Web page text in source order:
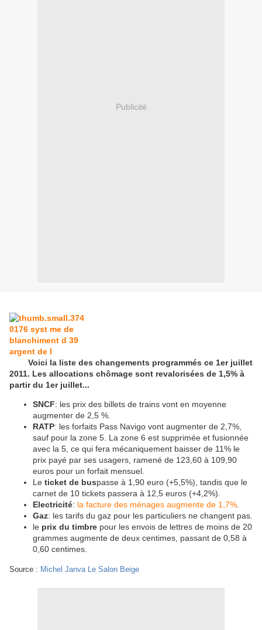
Publicité
Voici la liste des changements programmés ce 1er juillet
2011. Les allocations chômage sont revalorisées de 1,5% à
partir du 1er juillet...
SNCF: les prix des billets de trains vont en moyenne
augmenter de 2,5 %.
RATP: les forfaits Pass Navigo vont augmenter de 2,7%,
sauf pour la zone 5. La zone 6 est supprimée et fusionnée
avec la 5, ce qui fera mécaniquement baisser de 11% le
prix payé par ses usagers, ramené de 123,60 à 109,90
euros pour un forfait mensuel.
Le ticket de buspasse à 1,90 euro (+5,5%), tandis que le
carnet de 10 tickets passera à 12,5 euros (+4,2%).
Electricité: la facture des ménages augmente de 1,7%
Gaz: les tarifs du gaz pour les particuliers ne changent pas.
le prix du timbre pour les envois de lettres de moins de 20
grammes augmente de deux centimes, passant de 0,58 à
0,60 centimes.
Source : Michel Janva Le Salon Beige